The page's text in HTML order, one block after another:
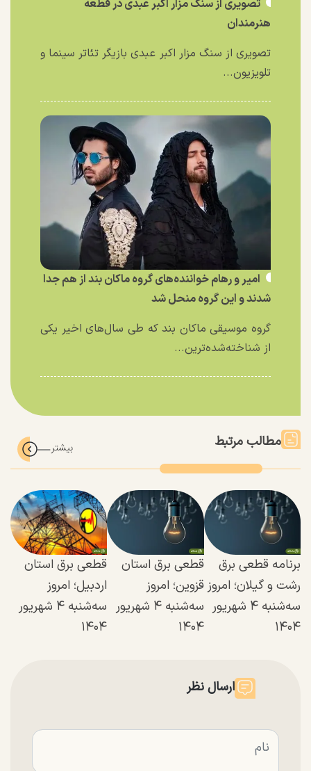
تصویری از سنگ مزار اکبر عبدی در قطعه
هنرمندان
تصویری از سنگ مزار اکبر عبدی بازیگر تئاتر سینما و
تلویزیون...
امیر و رهام خواننده‌های گروه ماکان بند از هم جدا
شدند و این گروه منحل شد
گروه موسیقی ماکان بند که طی سال‌های اخیر یکی
از شناخته‌شده‌ترین...
مطالب مرتبط
برنامه قطعی برق
رشت و گیلان؛ امروز
سه‌شنبه ۴ شهریور
۱۴۰۴
قطعی برق استان
قزوین؛ امروز
سه‌شنبه ۴ شهریور
۱۴۰۴
قطعی برق استان
اردبیل؛ امروز
سه‌شنبه ۴ شهریور
۱۴۰۴
ارسال نظر